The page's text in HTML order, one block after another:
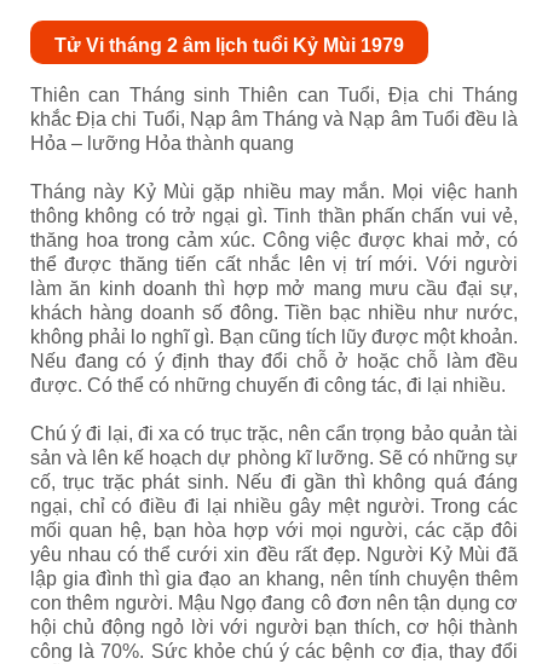
Tử Vi tháng 2 âm lịch tuổi Kỷ Mùi 1979
Thiên can Tháng sinh Thiên can Tuổi, Địa chi Tháng
khắc Địa chi Tuổi, Nạp âm Tháng và Nạp âm Tuổi đều là
Hỏa – lưỡng Hỏa thành quang
Tháng này Kỷ Mùi gặp nhiều may mắn. Mọi việc hanh
thông không có trở ngại gì. Tinh thần phấn chấn vui vẻ,
thăng hoa trong cảm xúc. Công việc được khai mở, có
thể được thăng tiến cất nhắc lên vị trí mới. Với người
làm ăn kinh doanh thì hợp mở mang mưu cầu đại sự,
khách hàng doanh số đông. Tiền bạc nhiều như nước,
không phải lo nghĩ gì. Bạn cũng tích lũy được một khoản.
Nếu đang có ý định thay đổi chỗ ở hoặc chỗ làm đều
được. Có thể có những chuyến đi công tác, đi lại nhiều.
Chú ý đi lại, đi xa có trục trặc, nên cẩn trọng bảo quản tài
sản và lên kế hoạch dự phòng kĩ lưỡng. Sẽ có những sự
cố, trục trặc phát sinh. Nếu đi gần thì không quá đáng
ngại, chỉ có điều đi lại nhiều gây mệt người. Trong các
mối quan hệ, bạn hòa hợp với mọi người, các cặp đôi
yêu nhau có thể cưới xin đều rất đẹp. Người Kỷ Mùi đã
lập gia đình thì gia đạo an khang, nên tính chuyện thêm
con thêm người. Mậu Ngọ đang cô đơn nên tận dụng cơ
hội chủ động ngỏ lời với người bạn thích, cơ hội thành
công là 70%. Sức khỏe chú ý các bệnh cơ địa, thay đổi